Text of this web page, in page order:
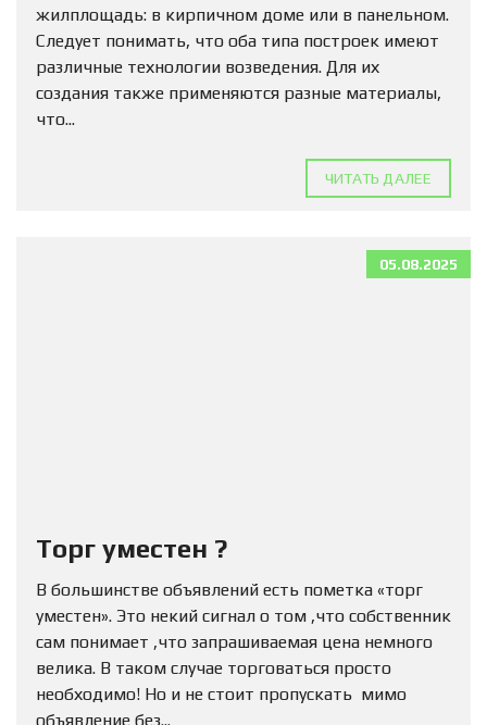
жилплощадь: в кирпичном доме или в панельном.
Следует понимать, что оба типа построек имеют
различные технологии возведения. Для их
создания также применяются разные материалы,
что...
ЧИТАТЬ ДАЛЕЕ
05.08.2025
Торг уместен ?
В большинстве объявлений есть пометка «торг
уместен». Это некий сигнал о том ,что собственник
сам понимает ,что запрашиваемая цена немного
велика. В таком случае торговаться просто
необходимо! Но и не стоит пропускать мимо
объявление без...